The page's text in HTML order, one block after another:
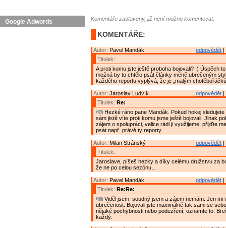
Google Adwords Komentáře zastaveny, již není možno komentovat.
KOMENTÁŘE:
odpovědět |
Autor: Pavel Mandák
Titulek:
A proti komu jste ještě proboha bojovali? :) Úspěch
možná by to chtělo psát články méně ubrečeným
každého reportu vyplývá, že je „malým
odpovědět |
Autor: Jaroslav Ludvík
Titulek: Re:
Hezké ráno pane Mandák. Pokud hokej
sám jistě víte proti komu jsme ještě bojovali. Jinak
zájem o spolupráci, velice rádi ji využijeme, přijďte
psát např. právě ty reporty.
odpovědět |
Autor: Milan Stránský
Titulek:
Jaroslave, píšeš hezky a díky celému družstvu za
že ne po celou sezónu...
odpovědět |
Autor: Pavel Mandák
Titulek: Re:Re:
Viděl jsem, soudný jsem a zájem nemám. Jen mi
ubrečenost. Bojovali jste maximálně tak sami se
nějaké pochybnosti nebo podezření, oznamte to.
každý.